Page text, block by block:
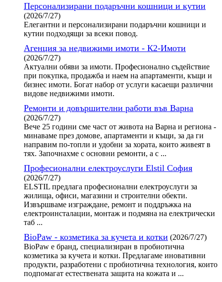
Персонализирани подаръчни кошници и кутии
(2026/7/27)
Елегантни и персонализирани подаръчни кошници и
кутии подходящи за всеки повод.
Агенция за недвижими имоти - К2-Имоти
(2026/7/27)
Актуални обяви за имоти. Професионално съдействие
при покупка, продажба и наем на апартаменти, къщи и
бизнес имоти. Богат набор от услуги касаещи различни
видове недвижими имоти.
Ремонти и довършителни работи във Варна
(2026/7/27)
Вече 25 години сме част от живота на Варна и региона -
минаваме през домове, апартаменти и къщи, за да ги
направим по-топли и удобни за хората, които живеят в
тях. Започнахме с основни ремонти, а с ...
Професионални електроуслуги Elstil София
(2026/7/27)
ELSTIL предлага професионални електроуслуги за
жилища, офиси, магазини и строителни обекти.
Извършваме изграждане, ремонт и поддръжка на
електроинсталации, монтаж и подмяна на електрически
таб ...
BioPaw - козметика за кучета и котки (2026/7/27)
BioPaw е бранд, специализиран в пробиотична
козметика за кучета и котки. Предлагаме иновативни
продукти, разработени с пробиотична технология, които
подпомагат естествената защита на кожата и ...